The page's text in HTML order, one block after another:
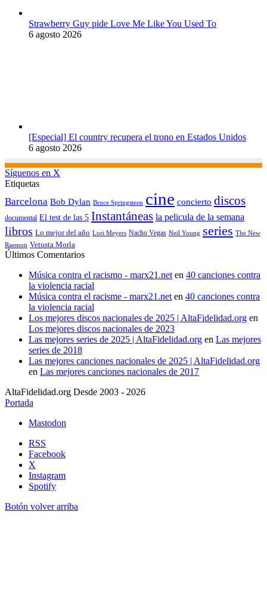
Strawberry Guy pide Love Me Like You Used To
6 agosto 2026
[Especial] El country recupera el trono en Estados Unidos
6 agosto 2026
Síguenos en X
Etiquetas
Barcelona Bob Dylan Bruce Springsteen cine concierto discos
documental El test de las 5 Instantáneas la pelicula de la semana
libros Lo mejor del año Lori Meyers Nacho Vegas Neil Young series The New
Raemon Vetusta Morla
Últimos Comentarios
Música contra el racismo - marx21.neten 40 canciones contra
la violencia racial
Música contra el racisme - marx21.neten 40 canciones contra
la violencia racial
Los mejores discos nacionales de 2025 | AltaFidelidad.org en
Los mejores discos nacionales de 2023
Las mejores series de 2025 | AltaFidelidad.org en Las mejores
series de 2018
Las mejores canciones nacionales de 2025 | AltaFidelidad.org
en Las mejores canciones nacionales de 2017
AltaFidelidad.org Desde 2003 - 2026
Portada
Mastodon
RSS
Facebook
X
Instagram
Spotify
Botón volver arriba